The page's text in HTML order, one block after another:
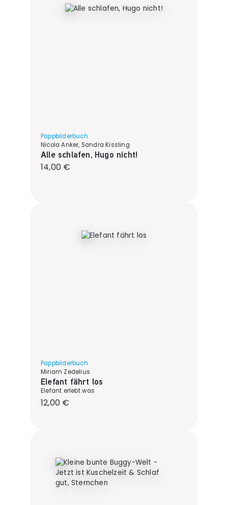
Pappbilderbuch
Nicola Anker, Sandra Kissling
Alle schlafen, Hugo nicht!
Regulärer Preis:
14,00 €
Pappbilderbuch
Miriam Zedelius
Elefant fährt los
Elefant erlebt was
Regulärer Preis:
12,00 €